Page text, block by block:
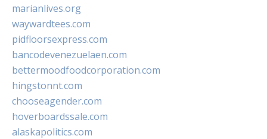
marianlives.org
waywardtees.com
pidfloorsexpress.com
bancodevenezuelaen.com
bettermoodfoodcorporation.com
hingstonnt.com
chooseagender.com
hoverboardssale.com
alaskapolitics.com